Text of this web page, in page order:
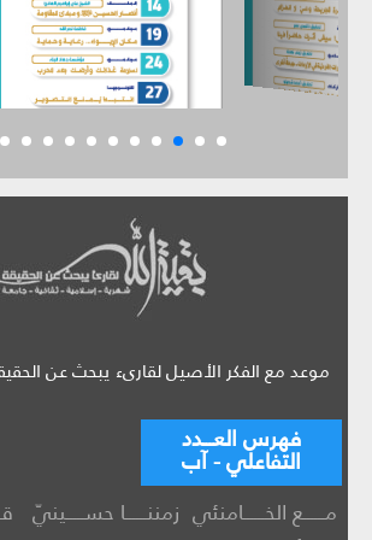
موعد مع الفكر الأصيل لقارىء يبحث عن
فهرس العـــدد
التفاعلي - آب
مــــــع الخــــــامنئي زمننــــــا حســـــينيّ